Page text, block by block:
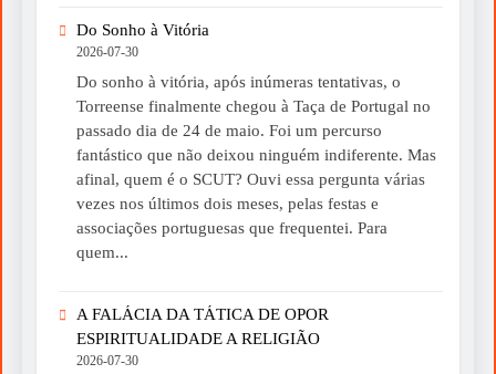
Do Sonho à Vitória
2026-07-30
Do sonho à vitória, após inúmeras tentativas, o
Torreense finalmente chegou à Taça de Portugal no
passado dia de 24 de maio. Foi um percurso
fantástico que não deixou ninguém indiferente. Mas
afinal, quem é o SCUT? Ouvi essa pergunta várias
vezes nos últimos dois meses, pelas festas e
associações portuguesas que frequentei. Para
quem...
A FALÁCIA DA TÁTICA DE OPOR
ESPIRITUALIDADE A RELIGIÃO
2026-07-30